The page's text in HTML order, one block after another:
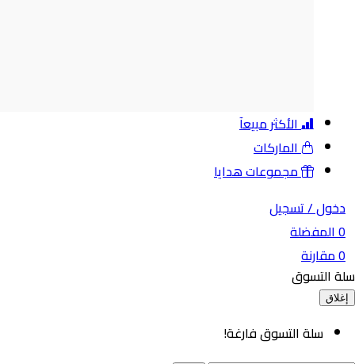
الأكثر مبيعآ
الماركات
مجموعات هدايا
/تسجيل
سلة التسوق فارغة!